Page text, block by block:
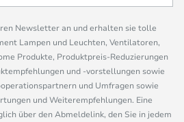
Newsletter an und erhalten sie tolle
Lampen und Leuchten, Ventilatoren,
Produkte, Produktpreis-Reduzierungen
und -vorstellungen sowie
und Umfragen sowie
und Weiterempfehlungen. Eine
über den Abmeldelink, den Sie in jedem